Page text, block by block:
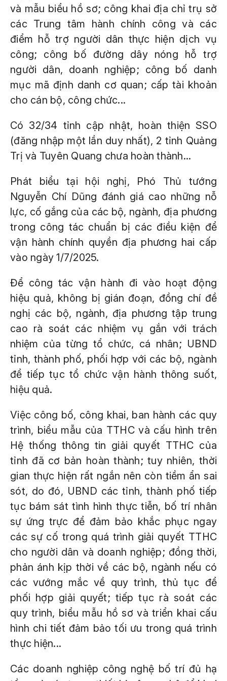
và mẫu biểu hồ sơ; công khai địa chỉ trụ sở
các Trung tâm hành chính công và các
điểm hỗ trợ người dân thực hiện dịch vụ
công; công bố đường dây nóng hỗ trợ
người dân, doanh nghiệp; công bố danh
mục mã định danh cơ quan; cấp tài khoản
cho cán bộ, công chức...
Có 32/34 tỉnh cập nhật, hoàn thiện SSO
(đăng nhập một lần duy nhất), 2 tỉnh Quảng
Trị và Tuyên Quang chưa hoàn thành...
Phát biểu tại hội nghị, Phó Thủ tướng
Nguyễn Chí Dũng đánh giá cao những nỗ
lực, cố gắng của các bộ, ngành, địa phương
trong công tác chuẩn bị các điều kiện để
vận hành chính quyền địa phương hai cấp
vào ngày 1/7/2025.
Để công tác vận hành đi vào hoạt động
hiệu quả, không bị gián đoạn, đồng chí đề
nghị các bộ, ngành, địa phương tập trung
cao rà soát các nhiệm vụ gắn với trách
nhiệm của từng tổ chức, cá nhân; UBND
tỉnh, thành phố, phối hợp với các bộ, ngành
để tiếp tục tổ chức vận hành thông suốt,
hiệu quả.
Việc công bố, công khai, ban hành các quy
trình, biểu mẫu của TTHC và cấu hình trên
Hệ thống thông tin giải quyết TTHC của
tỉnh đã cơ bản hoàn thành; tuy nhiên, thời
gian thực hiện rất ngắn nên còn tiềm ẩn sai
sót, do đó, UBND các tỉnh, thành phố tiếp
tục bám sát tình hình thực tiễn, bố trí nhân
sự ứng trực để đảm bảo khắc phục ngay
các sự cố trong quá trình giải quyết TTHC
cho người dân và doanh nghiệp; đồng thời,
phản ánh kịp thời về các bộ, ngành nếu có
các vướng mắc về quy trình, thủ tục để
phối hợp giải quyết; tiếp tục rà soát các
quy trình, biểu mẫu hồ sơ và triển khai cấu
hình chi tiết đảm bảo tối ưu trong quá trình
thực hiện...
Các doanh nghiệp công nghệ bố trí đủ hạ